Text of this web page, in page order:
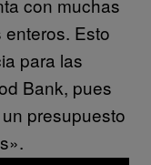
Esto
para las
Bank, pues
presupuesto